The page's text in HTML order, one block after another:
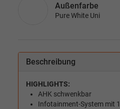
Außenfarbe
Pure White Uni
Beschreibung
HIGHLIGHTS:
AHK schwenkbar
Infotainment-System mit